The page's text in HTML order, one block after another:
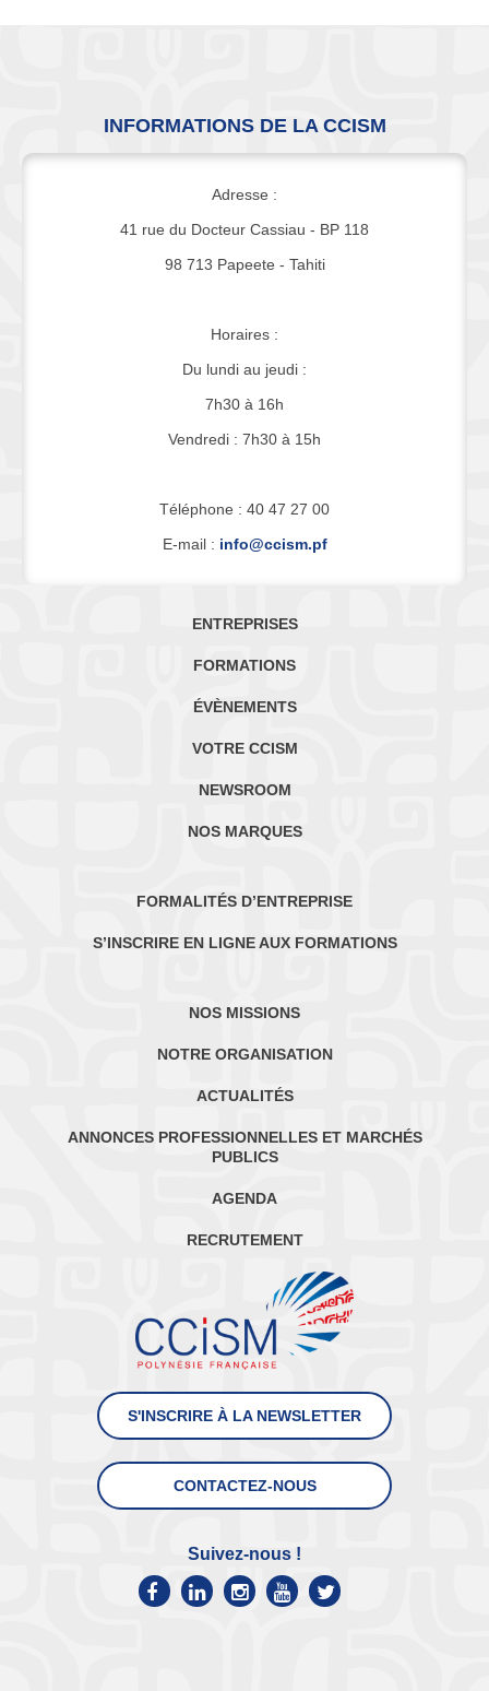
INFORMATIONS DE LA CCISM
Adresse :
41 rue du Docteur Cassiau - BP 118
98 713 Papeete - Tahiti
Horaires :
Du lundi au jeudi :
7h30 à 16h
Vendredi : 7h30 à 15h
Téléphone : 40 47 27 00
E-mail : info@ccism.pf
ENTREPRISES
FORMATIONS
ÉVÈNEMENTS
VOTRE CCISM
NEWSROOM
NOS MARQUES
FORMALITÉS D’ENTREPRISE
S’INSCRIRE EN LIGNE AUX FORMATIONS
NOS MISSIONS
NOTRE ORGANISATION
ACTUALITÉS
ANNONCES PROFESSIONNELLES ET MARCHÉS
PUBLICS
AGENDA
RECRUTEMENT
S'INSCRIRE À LA NEWSLETTER
CONTACTEZ-NOUS
Suivez-nous !